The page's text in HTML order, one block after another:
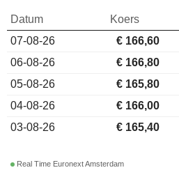
Datum Koers
07-08-26
€ 166,60
06-08-26
€ 166,80
05-08-26
€ 165,80
04-08-26
€ 166,00
03-08-26
€ 165,40
Real Time Euronext Amsterdam